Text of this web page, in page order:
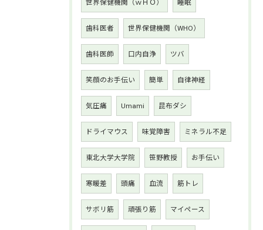
世界保健機関（ｗＨＯ） 睡眠
歯科医者 世界保健機関（WHO）
歯科医師 口内自浄 ツバ
笑顔のお手伝い 簡単 自律神経
気圧痛 Umami 昆布ダシ
ドライマウス 味覚障害 ミネラル不足
東北大学大学院 笹野教授 お手伝い
寒暖差 頭痛 血流 筋トレ
サボリ筋 頑張り筋 マイペース